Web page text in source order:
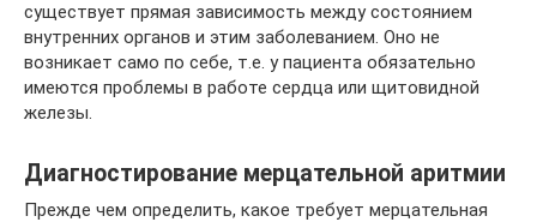
существует прямая зависимость между состоянием
внутренних органов и этим заболеванием. Оно не
возникает само по себе, т.е. у пациента обязательно
имеются проблемы в работе сердца или щитовидной
железы.
Диагностирование мерцательной аритмии
Прежде чем определить, какое требует мерцательная